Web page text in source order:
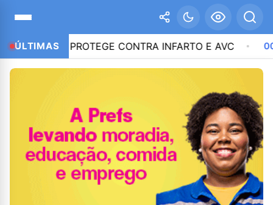
ÚLTIMASPROTEGE CONTRA INFARTO E AVC 00:18